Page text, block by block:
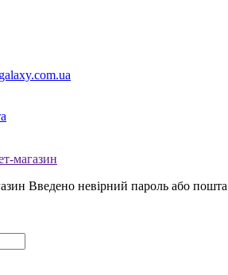
магазин
Введено невірний пароль або